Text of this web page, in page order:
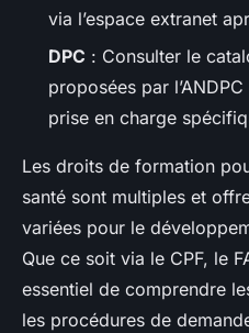
via l’espace extranet
DPC : Consulter le
proposées par
prise en charge
Les droits de formation
santé sont multiples et
variées pour le
Que ce soit via le CPF, le
essentiel de comprendre
les procédures de